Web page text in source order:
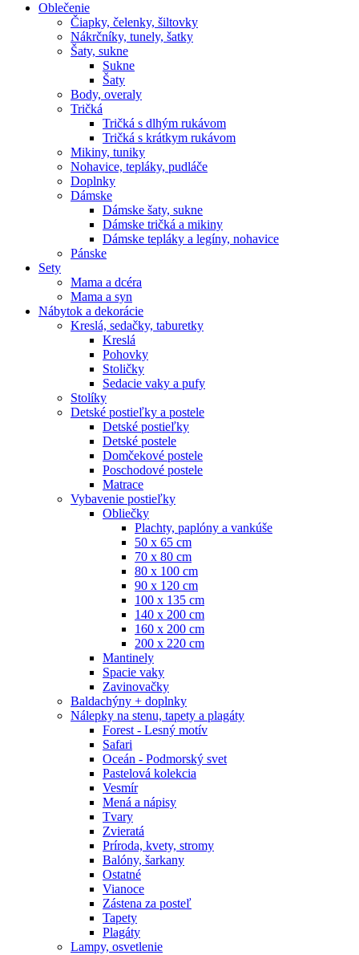
Oblečenie
Čiapky, čelenky, šiltovky
Nákrčníky, tunely, šatky
Šaty, sukne
Sukne
Šaty
Body, overaly
Tričká
Tričká s dlhým rukávom
Tričká s krátkym rukávom
Mikiny, tuniky
Nohavice, tepláky, pudláče
Doplnky
Dámske
Dámske šaty, sukne
Dámske tričká a mikiny
Dámske tepláky a legíny, nohavice
Pánske
Sety
Mama a dcéra
Mama a syn
Nábytok a dekorácie
Kreslá, sedačky, taburetky
Kreslá
Pohovky
Stoličky
Sedacie vaky a pufy
Stolíky
Detské postieľky a postele
Detské postieľky
Detské postele
Domčekové postele
Poschodové postele
Matrace
Vybavenie postieľky
Obliečky
Plachty, paplóny a vankúše
50 x 65 cm
70 x 80 cm
80 x 100 cm
90 x 120 cm
100 x 135 cm
140 x 200 cm
160 x 200 cm
200 x 220 cm
Mantinely
Spacie vaky
Zavinovačky
Baldachýny + doplnky
Nálepky na stenu, tapety a plagáty
Forest - Lesný motív
Safari
Oceán - Podmorský svet
Pastelová kolekcia
Vesmír
Mená a nápisy
Tvary
Zvieratá
Príroda, kvety, stromy
Balóny, šarkany
Ostatné
Vianoce
Zástena za posteľ
Tapety
Plagáty
Lampy, osvetlenie